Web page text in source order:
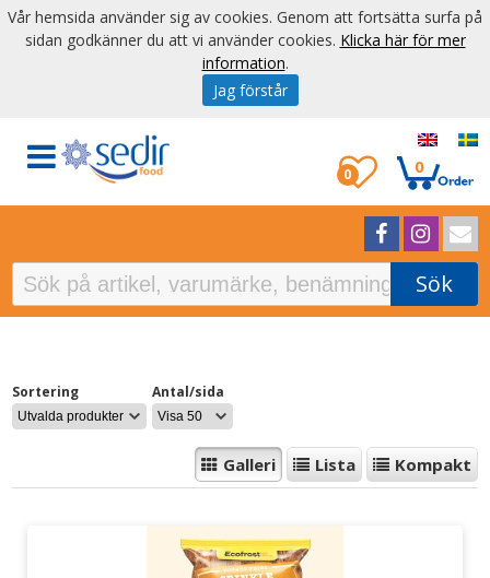
0
0
Sök
Sortering Antal/sida
Galleri Lista Kompakt
Vår hemsida använder sig av cookies. Genom att fortsätta surfa på
sidan godkänner du att vi använder cookies. Klicka här för mer
information.
Jag förstår